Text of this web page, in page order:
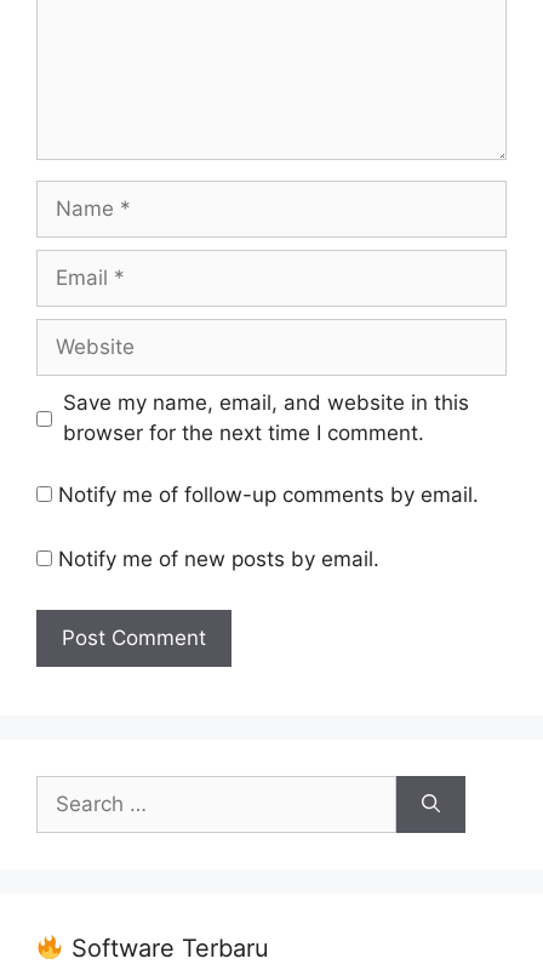
Name
Email
Website
Save my name, email, and website in this
browser for the next time I comment.
Notify me of follow-up comments by email.
Notify me of new posts by email.
for:
Software Terbaru